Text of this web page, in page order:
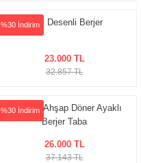
%30 İndirimRodi Desenli Berjer
23.000 TL
32.857 TL
%30 İndirim
Soft Lüx Ahşap Döner Ayaklı
Berjer Taba
26.000 TL
37.143 TL